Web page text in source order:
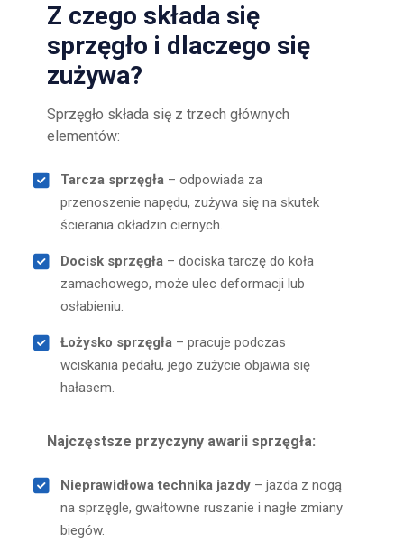
Z czego składa się
sprzęgło i dlaczego się
zużywa?
Sprzęgło składa się z trzech głównych
elementów:
Tarcza sprzęgła – odpowiada za
przenoszenie napędu, zużywa się na skutek
ścierania okładzin ciernych.
Docisk sprzęgła – dociska tarczę do koła
zamachowego, może ulec deformacji lub
osłabieniu.
Łożysko sprzęgła – pracuje podczas
wciskania pedału, jego zużycie objawia się
hałasem.
Najczęstsze przyczyny awarii sprzęgła:
Nieprawidłowa technika jazdy – jazda z nogą
na sprzęgle, gwałtowne ruszanie i nagłe zmiany
biegów.